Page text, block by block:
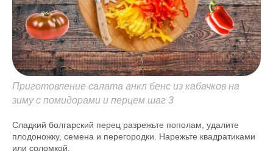
Приготовление салата анкл бенс из кабачков на
зиму с помидорами и перцем шаг 3
Сладкий болгарский перец разрежьте пополам, удалите
плодоножку, семена и перегородки. Нарежьте квадратиками
или соломкой.